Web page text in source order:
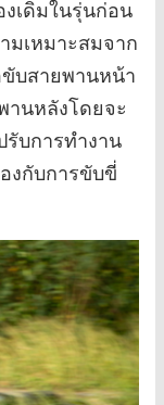
เดิมในรุ่นก่อน
มเหมาะสมจาก
บสายพานหน้า
านหลังโดยจะ
รับการทำงาน
งกับการขับขี่